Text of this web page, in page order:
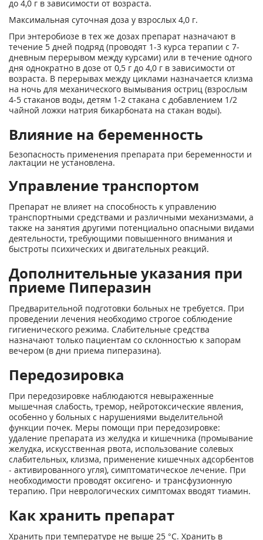
до 4,0 г в зависимости от возраста.
Максимальная суточная доза у взрослых 4,0 г.
При энтеробиозе в тех же дозах препарат назначают в
течение 5 дней подряд (проводят 1-3 курса терапии с 7-
дневным перерывом между курсами) или в течение одного
дня однократно в дозе от 0,5 г до 4,0 г в зависимости от
возраста. В перерывах между циклами назначается клизма
на ночь для механического вымывания остриц (взрослым
4-5 стаканов воды, детям 1-2 стакана с добавлением 1/2
чайной ложки натрия бикарбоната на стакан воды).
Влияние на беременность
Безопасность применения препарата при беременности и
лактации не установлена.
Управление транспортом
Препарат не влияет на способность к управлению
транспортными средствами и различными механизмами, а
также на занятия другими потенциально опасными видами
деятельности, требующими повышенного внимания и
быстроты психических и двигательных реакций.
Дополнительные указания при
приеме Пиперазин
Предварительной подготовки больных не требуется. При
проведении лечения необходимо строгое соблюдение
гигиенического режима. Слабительные средства
назначают только пациентам со склонностью к запорам
вечером (в дни приема пиперазина).
Передозировка
При передозировке наблюдаются невыраженные
мышечная слабость, тремор, нейротоксические явления,
особенно у больных с нарушениями выделительной
функции почек. Меры помощи при передозировке:
удаление препарата из желудка и кишечника (промывание
желудка, искусственная рвота, использование солевых
слабительных, клизма, применение кишечных адсорбентов
- активированного угля), симптоматическое лечение. При
необходимости проводят оксигено- и трансфузионную
терапию. При неврологических симптомах вводят тиамин.
Как хранить препарат
Хранить при температуре не выше 25 °С. Хранить в